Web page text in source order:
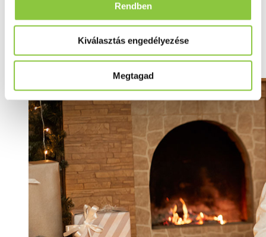
Rendben
Kiválasztás engedélyezése
Megtagad
Így győzd le a karácsonyi
depressziót!